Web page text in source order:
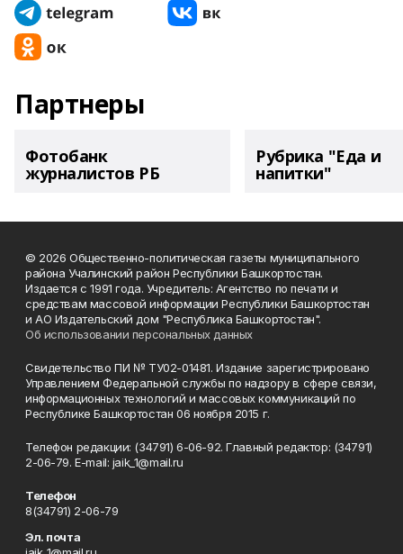
Партнеры
Фотобанк
журналистов РБ
Рубрика "Еда и
напитки"
© 2026 Общественно-политическая газеты муниципального
района Учалинский район Республики Башкортостан.
Издается с 1991 года. Учредитель: Агентство по печати и
средствам массовой информации Республики Башкортостан
и АО Издательский дом "Республика Башкортостан".
Об использовании персональных данных
Свидетельство ПИ № ТУ02-01481. Издание зарегистрировано
Управлением Федеральной службы по надзору в сфере связи,
информационных технологий и массовых коммуникаций по
Республике Башкортостан 06 ноября 2015 г.
Телефон редакции: (34791) 6-06-92. Главный редактор: (34791)
2-06-79. Е-mаil: jaik_1@mail.ru
Телефон
8(34791) 2-06-79
Эл. почта